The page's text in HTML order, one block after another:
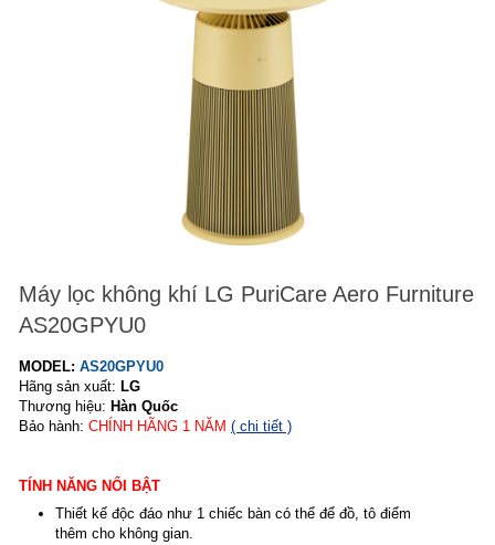
Máy lọc không khí LG PuriCare Aero Furniture
AS20GPYU0
MODEL: AS20GPYU0
Hãng sản xuất: LG
Thương hiệu: Hàn Quốc
Bảo hành: CHÍNH HÃNG 1 NĂM ( chi tiết )
TÍNH NĂNG NỔI BẬT
Thiết kế độc đáo như 1 chiếc bàn có thể để đồ, tô điểm
thêm cho không gian.